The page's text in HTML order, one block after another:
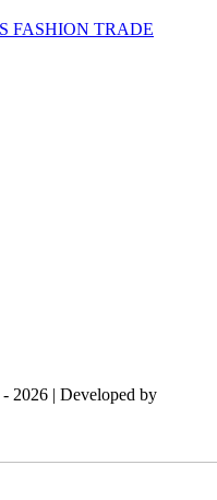
- 2026 | Developed by